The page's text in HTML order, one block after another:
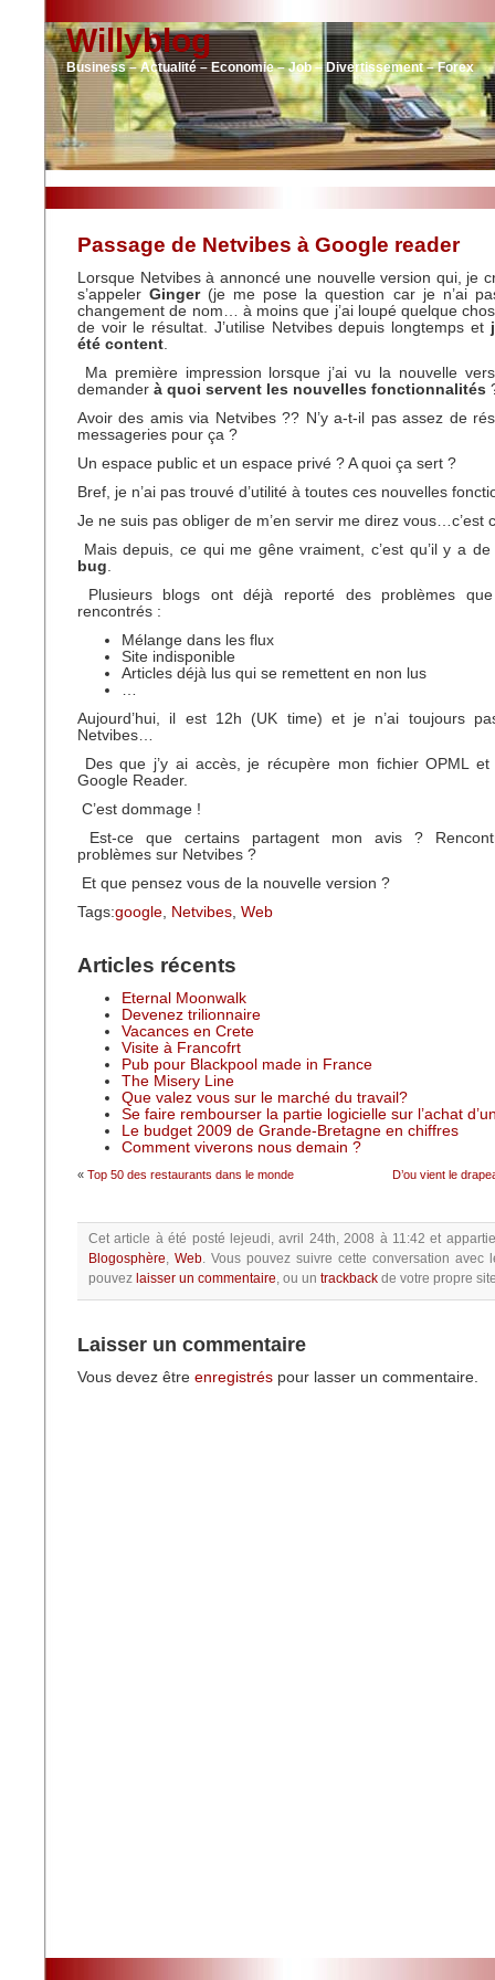
Willyblog
Business – Actualité – Economie – Job – Divertissement – Forex
Passage de Netvibes à Google reader
Lorsque Netvibes à annoncé une nouvelle version qui, je
s’appelerGinger(je me pose la question car je n’ai
changement de nom… à moins que j’ai loupé quelque
de voir le résultat. J’utilise Netvibes depuis longtemps et
été content.
Ma première impression lorsque j’ai vu la nouvelle
demander à quoi servent les nouvelles fonctionnalités
Avoir des amis via Netvibes ?? N’y a-t-il pas assez de
messageries pour ça ?
Un espace public et un espace privé ? A quoi ça sert ?
Bref, je n’ai pas trouvé d’utilité à toutes ces nouvelles
Je ne suis pas obliger de m’en servir me direz vous…c’est
Mais depuis, ce qui me gêne vraiment, c’est qu’il y a
bug.
Plusieurs blogs ont déjà reporté des problèmes que
rencontrés :
Mélange dans les flux
Site indisponible
Articles déjà lus qui se remettent en non lus
…
Aujourd’hui, il est 12h (UK time) et je n’ai toujours
Netvibes…
Des que j’y ai accès, je récupère mon fichier OPML
Google Reader.
C’est dommage !
Est-ce que certains partagent mon avis ?
problèmes sur Netvibes ?
Et que pensez vous de la nouvelle version ?
Tags:google, Netvibes, Web
Articles récents
Eternal Moonwalk
Devenez trilionnaire
Vacances en Crete
Visite à Francofrt
Pub pour Blackpool made in France
The Misery Line
Que valez vous sur le marché du travail?
Se faire rembourser la partie logicielle sur l’achat
Le budget 2009 de Grande-Bretagne en chiffres
Comment viverons nous demain ?
« Top 50 des restaurants dans le monde D’ou vient le
Cet article à été posté lejeudi, avril 24th, 2008 à 11:42et
Blogosphère, Web. Vous pouvez suivre cette conversation avec
pouvez laisser un commentaire, ou un trackback de votre propre
Laisser un commentaire
Vous devez être enregistrés pour lasser un commentaire.